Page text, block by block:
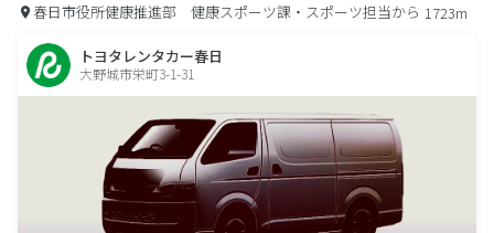
春日市役所健康推進部 健康スポーツ課・スポーツ担当から 1723m
トヨタレンタカー春日
大野城市栄町3-1-31